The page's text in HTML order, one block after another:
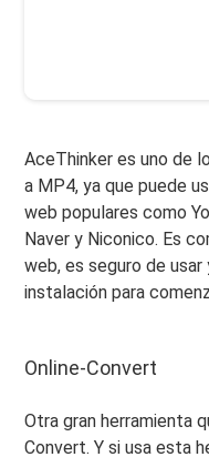
AceThinker es uno de
a MP4, ya que puede
web populares como
Naver y Niconico. Es
web, es seguro de
instalación para
Online-Convert
Otra gran herramienta
Convert. Y si usa esta